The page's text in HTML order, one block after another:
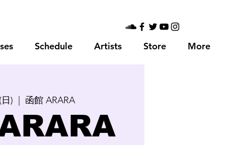
Schedule Artists Store More
) 函館 ARARA